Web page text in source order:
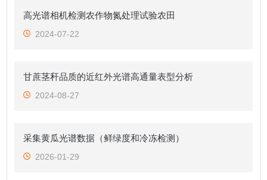
高光谱相机检测农作物氮处理试验农田
2024-07-22
甘蔗茎秆品质的近红外光谱高通量表型分析
2024-08-27
采集黄瓜光谱数据（鲜绿度和冷冻检测）
2026-01-29